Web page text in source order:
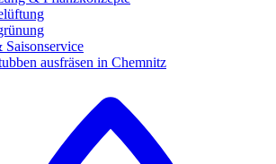
Saisonservice
ausfräsen in Chemnitz